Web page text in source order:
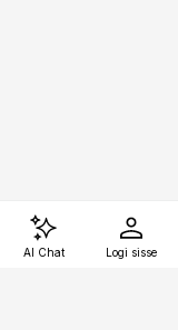
AI Chat Logi sisse